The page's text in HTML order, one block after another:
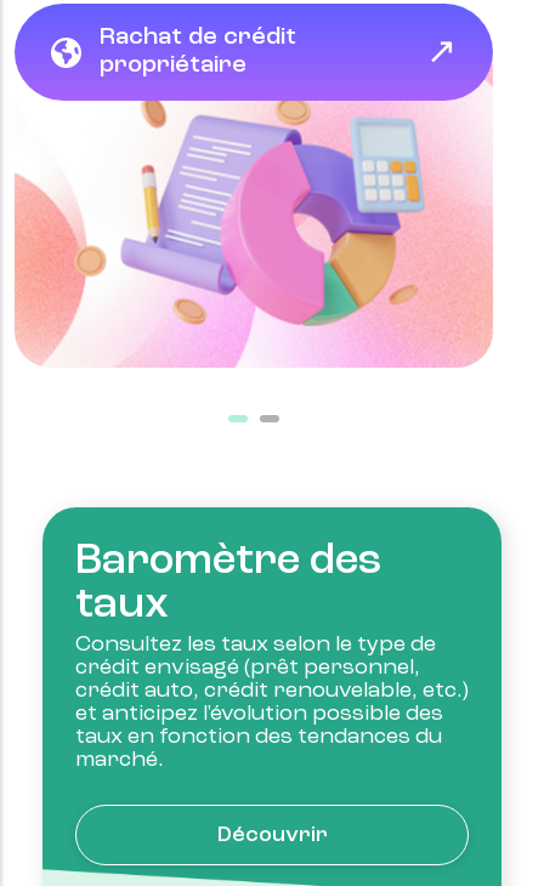
Rachat de crédit
propriétaire
Baromètre des
taux
Consultez les taux selon le type de
crédit envisagé (prêt personnel,
crédit auto, crédit renouvelable, etc.)
et anticipez l'évolution possible des
taux en fonction des tendances du
marché.
Découvrir